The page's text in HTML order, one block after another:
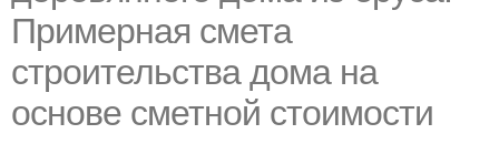
Примерная смета
строительства дома на
основе сметной стоимости